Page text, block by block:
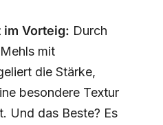
im Vorteig: Durch
mit
die Stärke,
besondere Textur
Und das Beste? Es